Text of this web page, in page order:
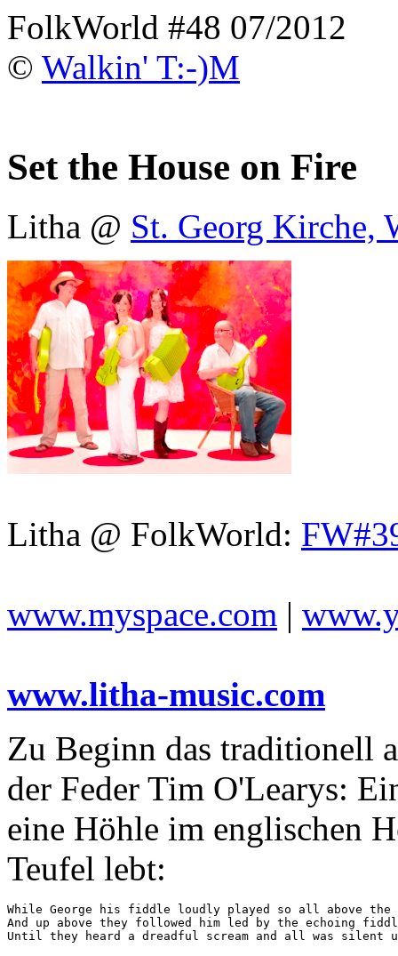
FolkWorld #48 07/2012
© Walkin' T:-)M
Set the House on Fire
Litha @ St. Georg Kirche,
Litha @ FolkWorld:
www.myspace.com |
www.litha-music.com
Zu Beginn das traditionell
der Feder Tim O'Learys:
eine Höhle im englischen
Teufel lebt:
While George his fiddle loudly played so all above the
And up above they followed him led by the echoing